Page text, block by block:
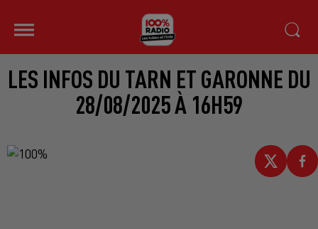
LES INFOS DU TARN ET GARONNE DU
28/08/2025 À 16H59